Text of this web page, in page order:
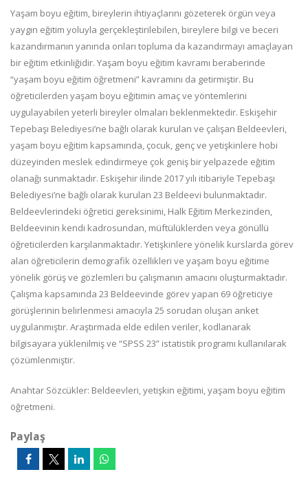
Yaşam boyu eğitim, bireylerin ihtiyaçlarını gözeterek örgün veya
yaygın eğitim yoluyla gerçekleştirilebilen, bireylere bilgi ve beceri
kazandırmanın yanında onları topluma da kazandırmayı amaçlayan
bir eğitim etkinliğidir. Yaşam boyu eğitim kavramı beraberinde
“yaşam boyu eğitim öğretmeni” kavramını da getirmiştir. Bu
öğreticilerden yaşam boyu eğitimin amaç ve yöntemlerini
uygulayabilen yeterli bireyler olmaları beklenmektedir. Eskişehir
Tepebaşı Belediyesi’ne bağlı olarak kurulan ve çalışan Beldeevleri,
yaşam boyu eğitim kapsamında, çocuk, genç ve yetişkinlere hobi
düzeyinden meslek edindirmeye çok geniş bir yelpazede eğitim
olanağı sunmaktadır. Eskişehir ilinde 2017 yılı itibariyle Tepebaşı
Belediyesi’ne bağlı olarak kurulan 23 Beldeevi bulunmaktadır.
Beldeevlerindeki öğretici gereksinimi, Halk Eğitim Merkezinden,
Beldeevinin kendi kadrosundan, müftülüklerden veya gönüllü
öğreticilerden karşılanmaktadır. Yetişkinlere yönelik kurslarda görev
alan öğreticilerin demografik özellikleri ve yaşam boyu eğitime
yönelik görüş ve gözlemleri bu çalışmanın amacını oluşturmaktadır.
Çalışma kapsamında 23 Beldeevinde görev yapan 69 öğreticiye
görüşlerinin belirlenmesi amacıyla 25 sorudan oluşan anket
uygulanmıştır. Araştırmada elde edilen veriler, kodlanarak
bilgisayara yüklenilmiş ve “SPSS 23” istatistik programı kullanılarak
çözümlenmiştir.
Anahtar Sözcükler: Beldeevleri, yetişkin eğitimi, yaşam boyu eğitim
öğretmeni.
Paylaş